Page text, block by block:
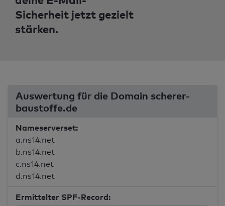
Sicherheit jetzt gezielt
stärken.
Auswertung für die Domain scherer-
baustoffe.de
Nameserverset:
a.ns14.net
b.ns14.net
c.ns14.net
d.ns14.net
Ermittelter SPF-Record: